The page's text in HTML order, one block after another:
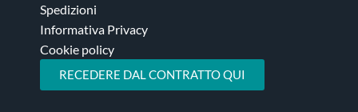
Spedizioni
Informativa Privacy
Cookie policy
RECEDERE DAL CONTRATTO QUI